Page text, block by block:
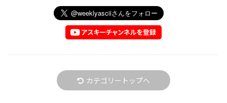
カテゴリートップへ